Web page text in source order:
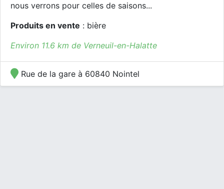
nous verrons pour celles de saisons...
Produits en vente : bière
Environ 11.6 km de Verneuil-en-Halatte
Rue de la gare à 60840 Nointel